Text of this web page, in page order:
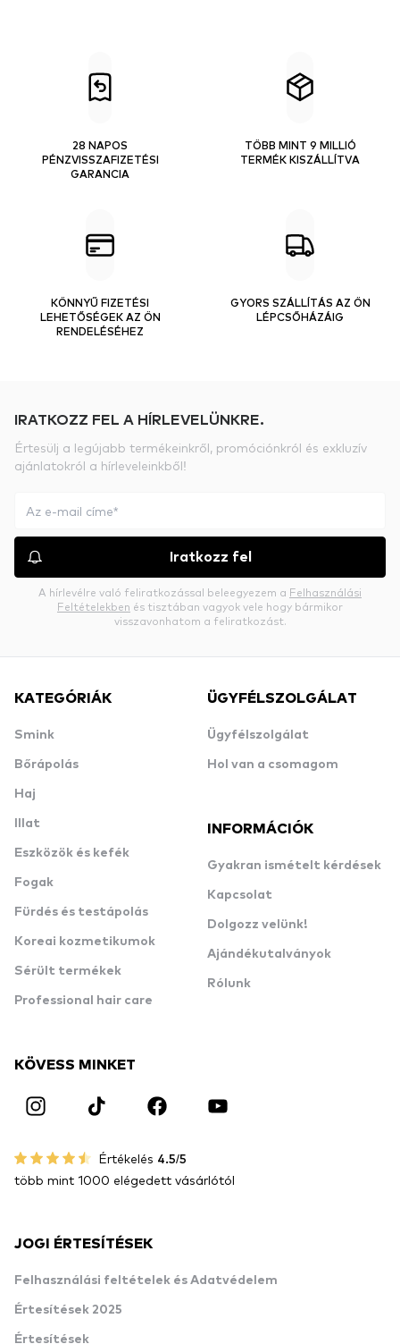
28 NAPOS
PÉNZVISSZAFIZETÉSI
GARANCIA
TÖBB MINT 9 MILLIÓ
TERMÉK KISZÁLLÍTVA
KÖNNYŰ FIZETÉSI
LEHETŐSÉGEK AZ ÖN
RENDELÉSÉHEZ
GYORS SZÁLLÍTÁS AZ ÖN
LÉPCSŐHÁZÁIG
IRATKOZZ FEL A HÍRLEVELÜNKRE.
Értesülj a legújabb termékeinkről, promóciónkról és exkluzív
ajánlatokról a hírleveleinkből!
Iratkozz fel
A hírlevélre való feliratkozással beleegyezem a Felhasználási
Feltételekben és tisztában vagyok vele hogy bármikor
visszavonhatom a feliratkozást.
KATEGÓRIÁK
Smink
Bőrápolás
Haj
Illat
Eszközök és kefék
Fogak
Fürdés és testápolás
Koreai kozmetikumok
Sérült termékek
Professional hair care
ÜGYFÉLSZOLGÁLAT
Ügyfélszolgálat
Hol van a csomagom
INFORMÁCIÓK
Gyakran ismételt kérdések
Kapcsolat
Dolgozz velünk!
Ajándékutalványok
Rólunk
KÖVESS MINKET
Értékelés 4.5/5
több mint 1000 elégedett vásárlótól
JOGI ÉRTESÍTÉSEK
Felhasználási feltételek és Adatvédelem
Értesítések 2025
Értesítések